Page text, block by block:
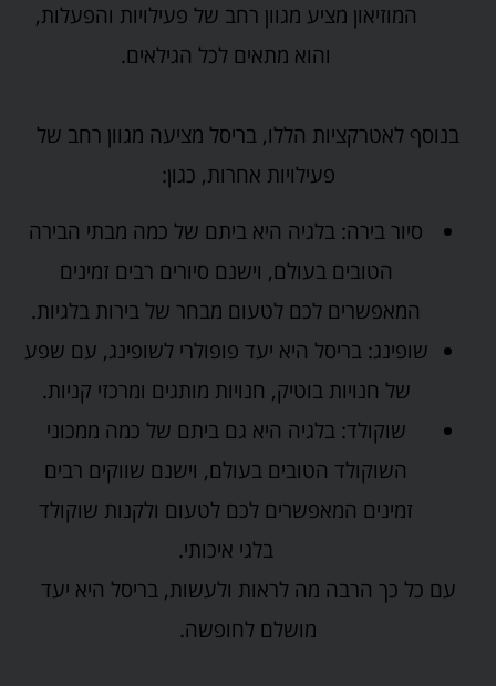
המוזיאון מציע מגוון רחב של פעילויות והפעלות,
והוא מתאים לכל הגילאים.
בנוסף לאטרקציות הללו, בריסל מציעה מגוון רחב של
פעילויות אחרות, כגון:
סיור בירה: בלגיה היא ביתם של כמה מבתי הבירה
הטובים בעולם, וישנם סיורים רבים זמינים
המאפשרים לכם לטעום מבחר של בירות בלגיות.
שופינג: בריסל היא יעד פופולרי לשופינג, עם שפע
של חנויות בוטיק, חנויות מותגים ומרכזי קניות.
שוקולד: בלגיה היא גם ביתם של כמה ממכוני
השוקולד הטובים בעולם, וישנם שווקים רבים
זמינים המאפשרים לכם לטעום ולקנות שוקולד
בלגי איכותי.
עם כל כך הרבה מה לראות ולעשות, בריסל היא יעד
מושלם לחופשה.